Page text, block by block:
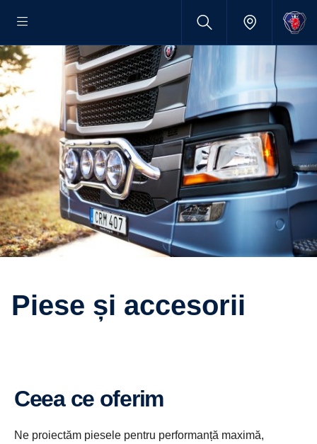
Piese și accesorii
Ceea ce oferim
Ne proiectăm piesele pentru performanță maximă,